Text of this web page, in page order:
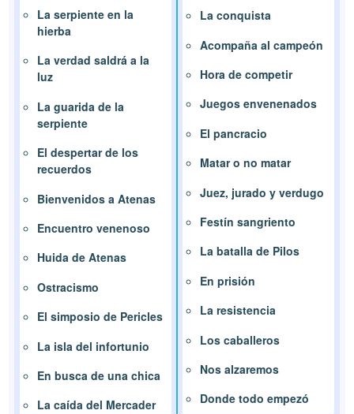
La serpiente en la
hierba
La verdad saldrá a la
luz
La guarida de la
serpiente
El despertar de los
recuerdos
Bienvenidos a Atenas
Encuentro venenoso
Huida de Atenas
Ostracismo
El simposio de Pericles
La isla del infortunio
En busca de una chica
La caída del Mercader
La conquista
Acompaña al campeón
Hora de competir
Juegos envenenados
El pancracio
Matar o no matar
Juez, jurado y verdugo
Festín sangriento
La batalla de Pilos
En prisión
La resistencia
Los caballeros
Nos alzaremos
Donde todo empezó